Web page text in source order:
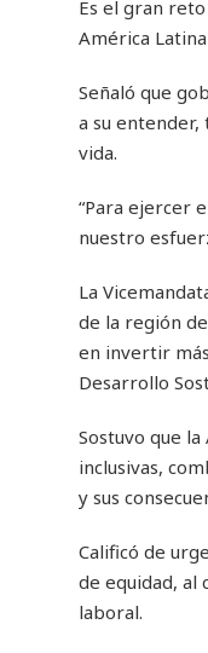
Es el gran
América
Señaló que
a su
vida.
“Para ejercer
nuestro
La
de la región
en invertir
Desarrollo
Sostuvo que
inclusivas,
y sus
Calificó de
de equidad, al
laboral.